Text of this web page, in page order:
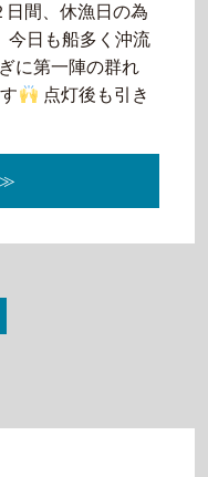
日間、休漁日の為
日も船多く沖流
に第一陣の群れ
点灯後も引き
≫